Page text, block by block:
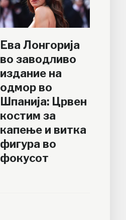
Ева Лонгорија
во заводливо
издание на
одмор во
Шпанија: Црвен
костим за
капење и витка
фигура во
фокусот